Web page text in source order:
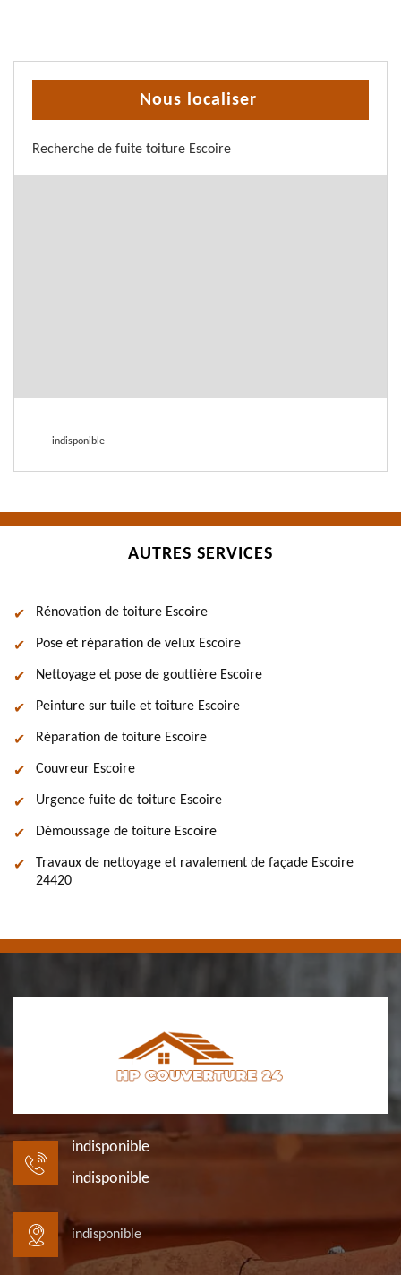
Nous localiser
Recherche de fuite toiture Escoire
indisponible
AUTRES SERVICES
Rénovation de toiture Escoire
Pose et réparation de velux Escoire
Nettoyage et pose de gouttière Escoire
Peinture sur tuile et toiture Escoire
Réparation de toiture Escoire
Couvreur Escoire
Urgence fuite de toiture Escoire
Démoussage de toiture Escoire
Travaux de nettoyage et ravalement de façade Escoire
24420
indisponible
indisponible
indisponible